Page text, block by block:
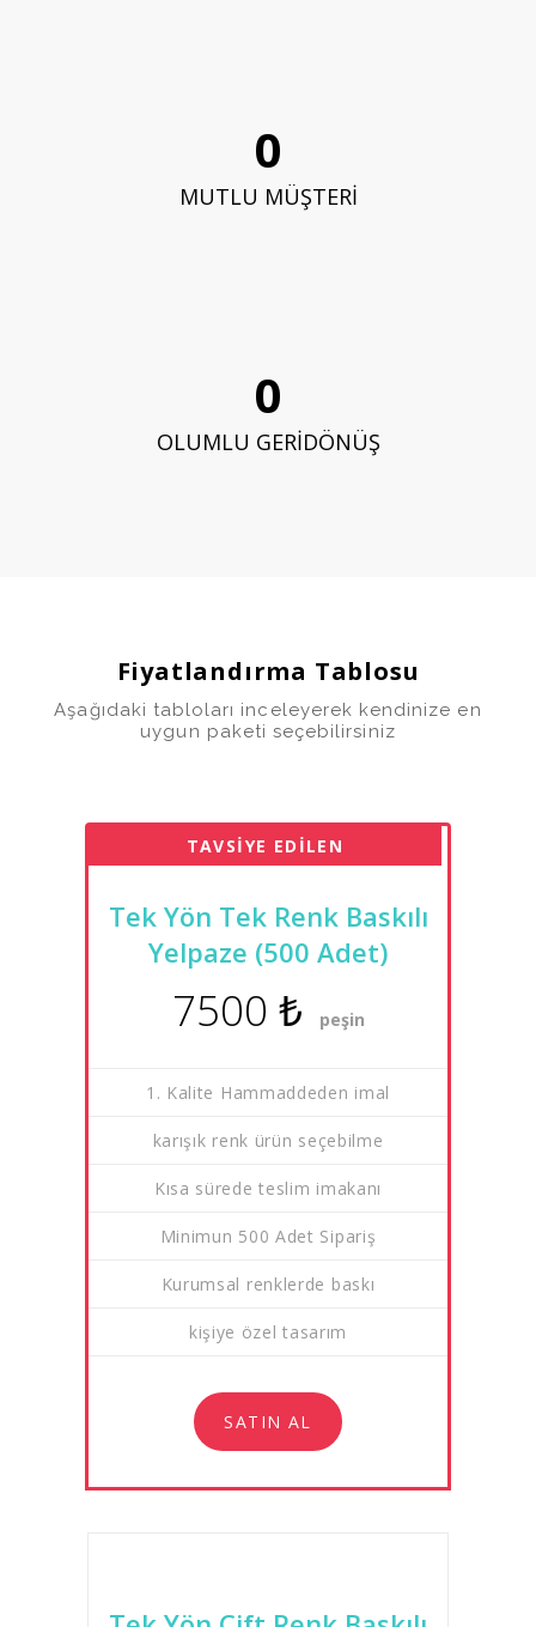
0
MUTLU MÜŞTERİ
0
OLUMLU GERİDÖNÜŞ
Fiyatlandırma Tablosu
Aşağıdaki tabloları inceleyerek kendinize en
uygun paketi seçebilirsiniz
TAVSİYE EDİLEN
Tek Yön Tek Renk Baskılı
Yelpaze (500 Adet)
7500 ₺ peşin
1. Kalite Hammaddeden imal
karışık renk ürün seçebilme
Kısa sürede teslim imakanı
Minimun 500 Adet Sipariş
Kurumsal renklerde baskı
kişiye özel tasarım
SATIN AL